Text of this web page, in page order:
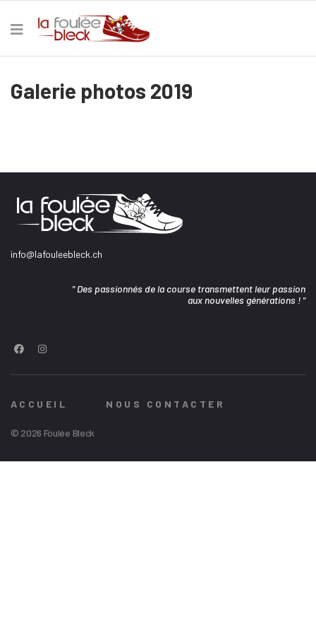
Galerie photos 2019
info@lafouleebleck.ch
" Des passionnés de la course transmettent leur passion
aux nouvelles générations ! "
ACCUEIL NOUS CONTACTER
© 2026 Foulée Bleck